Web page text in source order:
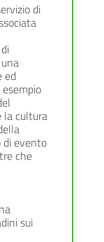
di
ed
la cultura
di evento
che
sui